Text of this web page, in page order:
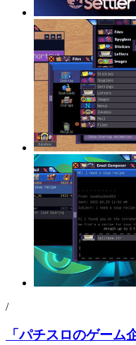
/
「パチスロのゲーム